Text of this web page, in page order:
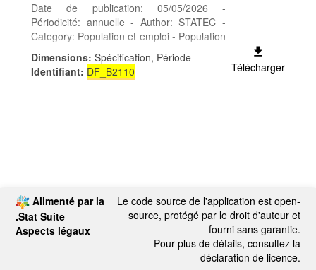
Date de publication: 05/05/2026 -
Périodicité: annuelle - Author: STATEC -
Category: Population et emploi - Population
- Keywords: taux d'accroissement, taux de
natalité, taux de mortalité, taux
d'immigration, taux d'émigration,
démographie
Dimensions: Spécification, Période
Identifiant: DF_B2110 Télécharger
Alimenté par la
.Stat Suite
Aspects légaux
Le code source de l'application est open-
source, protégé par le droit d'auteur et
fourni sans garantie.
Pour plus de détails, consultez la
déclaration de licence.